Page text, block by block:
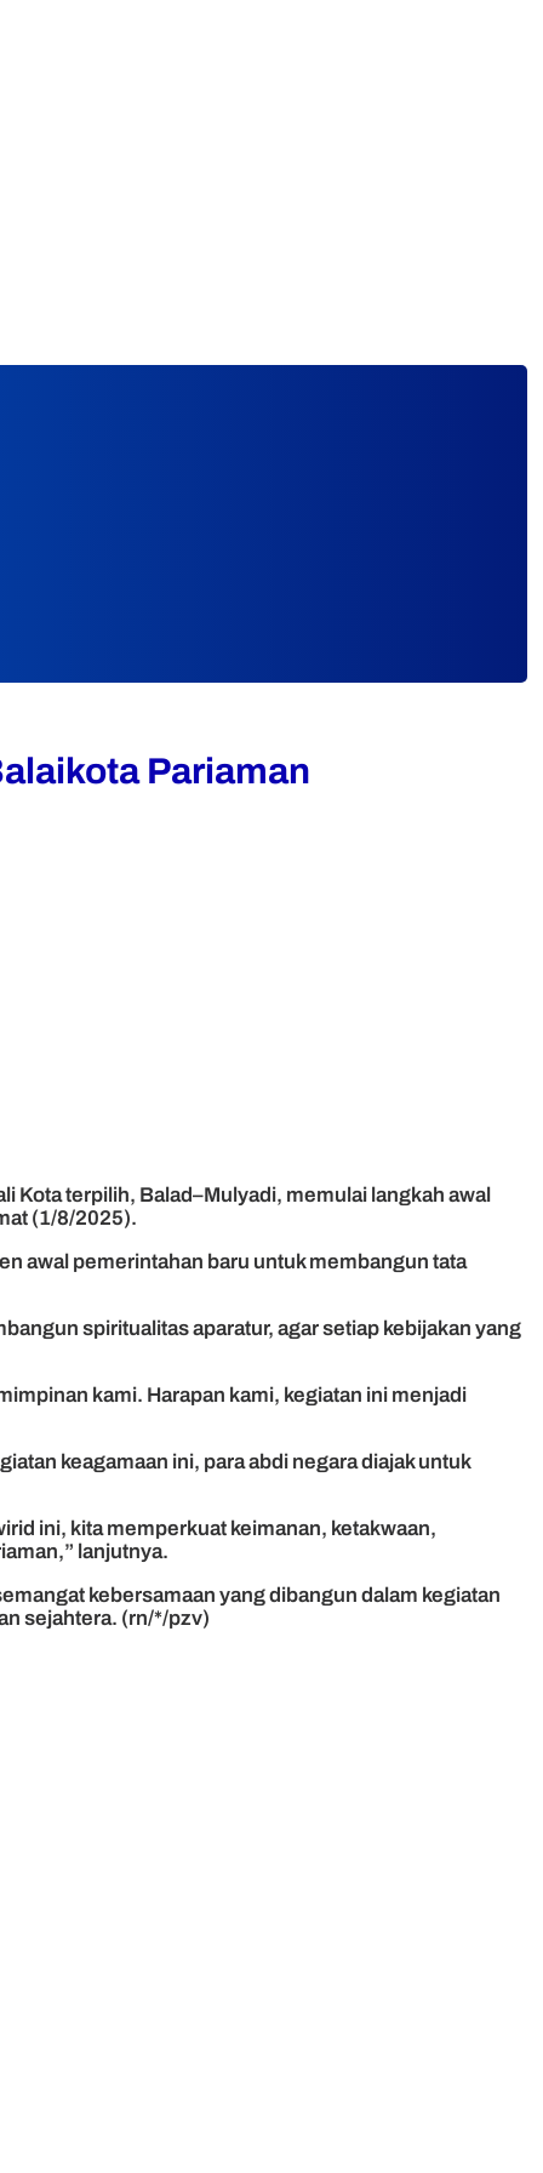
Pariaman
Kota terpilih, Balad–Mulyadi, memulai langkah awal
(1/8/2025).
awal pemerintahan baru untuk membangun tata
spiritualitas aparatur, agar setiap kebijakan yang
kami. Harapan kami, kegiatan ini menjadi
keagamaan ini, para abdi negara diajak untuk
ini, kita memperkuat keimanan, ketakwaan,
lanjutnya.
kebersamaan yang dibangun dalam kegiatan
sejahtera. (rn/*/pzv)